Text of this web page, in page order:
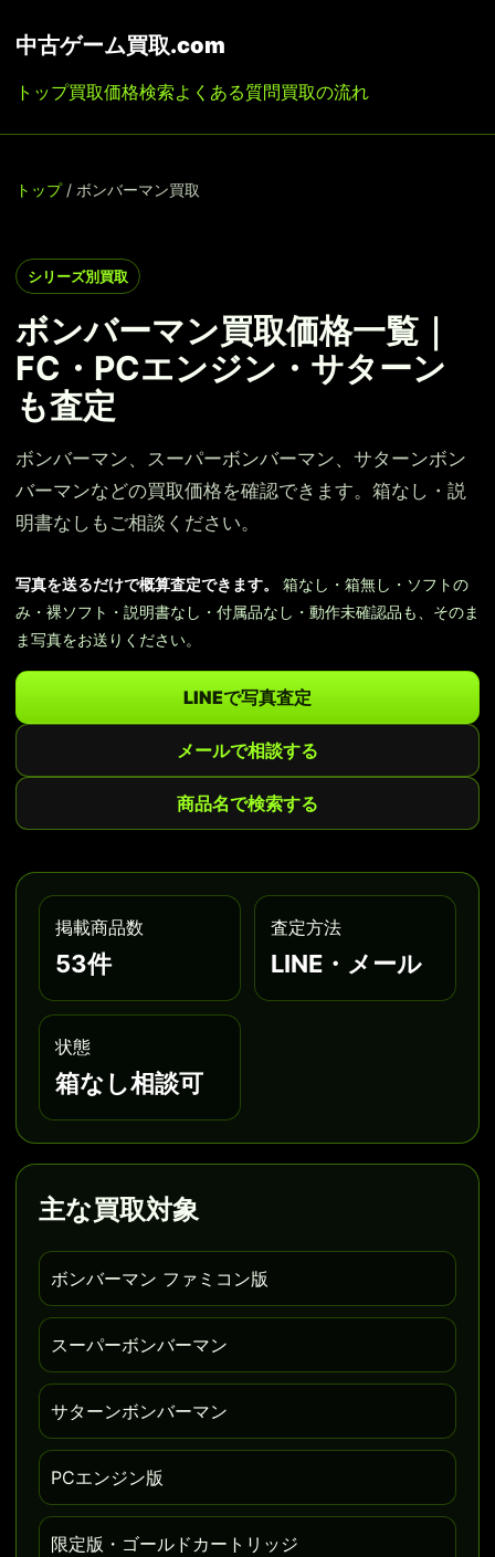
中古ゲーム買取.com
トップ買取価格検索よくある質問買取の流れ
トップ/ ボンバーマン買取
シリーズ別買取
ボンバーマン買取価格一覧｜
FC・PCエンジン・サターン
も査定
ボンバーマン、スーパーボンバーマン、サターンボン
バーマンなどの買取価格を確認できます。箱なし・説
明書なしもご相談ください。
写真を送るだけで概算査定できます。
箱なし・箱無し・ソフトの
み・裸ソフト・説明書なし・付属品なし・動作未確認品も、そのま
ま写真をお送りください。
LINEで写真査定
メールで相談する
商品名で検索する
掲載商品数
53件
査定方法
LINE・メール
状態
箱なし相談可
主な買取対象
ボンバーマン ファミコン版
スーパーボンバーマン
サターンボンバーマン
PCエンジン版
限定版・ゴールドカートリッジ